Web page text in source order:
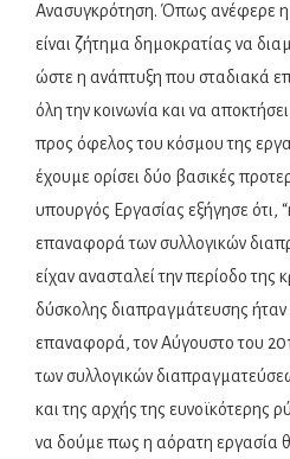
Ανασυγκρότηση. Όπως ανέφερε η
είναι ζήτημα δημοκρατίας να
ώστε η ανάπτυξη που σταδιακά
όλη την κοινωνία και να
προς όφελος του κόσμου της
έχουμε ορίσει δύο βασικές
υπουργός Εργασίας εξήγησε
επαναφορά των συλλογικών
είχαν ανασταλεί την περίοδο της
δύσκολης διαπραγμάτευσης ήταν
επαναφορά, τον Αύγουστο του
των συλλογικών
και της αρχής της ευνοϊκότερης
να δούμε πως η αόρατη εργασία